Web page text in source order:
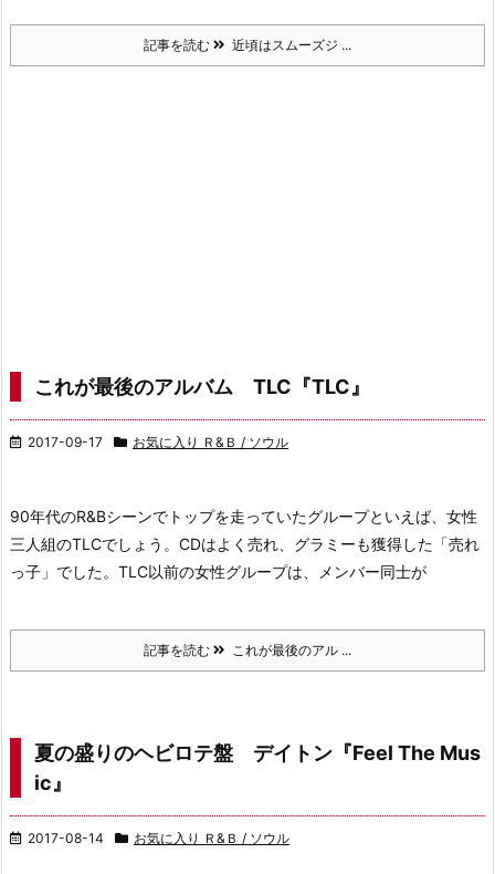
記事を読む 近頃はスムーズジ ...
これが最後のアルバム TLC『TLC』
2017-09-17 お気に入り Ｒ&Ｂ / ソウル
90年代のR&Bシーンでトップを走っていたグループといえば、女性
三人組のTLCでしょう。 CDはよく売れ、グラミーも獲得した「売れ
っ子」でした。 TLC以前の女性グループは、メンバー同士が
記事を読む これが最後のアル ...
夏の盛りのヘビロテ盤 デイトン『Feel The Mus
ic』
2017-08-14 お気に入り Ｒ&Ｂ / ソウル